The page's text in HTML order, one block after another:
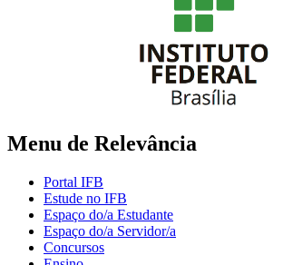
Menu de Relevância
Portal IFB
Estude no IFB
Espaço do/a Estudante
Espaço do/a Servidor/a
Concursos